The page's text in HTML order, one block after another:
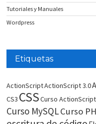
Tutoriales y Manuales
Wordpress
Etiquetas
ActionScriptActionScript 3.0
CS3 CSSCurso
Curso MySQLCurso